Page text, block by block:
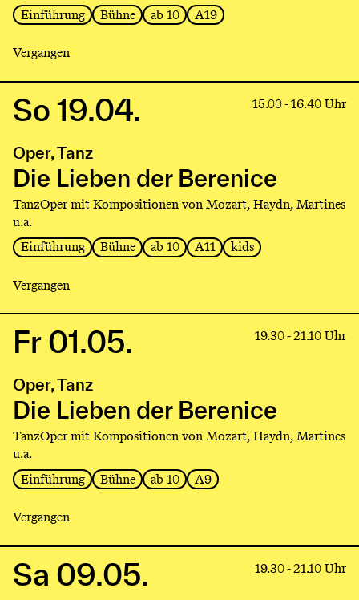
Einführung
Bühne ab 10 A19
Vergangen
Link
Die
Lieben
der
Berenice
So 19.04. 15.00 - 16.40 Uhr
Oper, Tanz
Die Lieben der Berenice
TanzOper mit Kompositionen von Mozart, Haydn, Martines
u.a.
Einführung
Bühne ab 10 A11 kids
Vergangen
Link
Die
Lieben
der
Berenice
Fr 01.05. 19.30 - 21.10 Uhr
Oper, Tanz
Die Lieben der Berenice
TanzOper mit Kompositionen von Mozart, Haydn, Martines
u.a.
Einführung
Bühne ab 10 A9
Vergangen
LinkSa 09.05. 19.30 - 21.10 Uhr